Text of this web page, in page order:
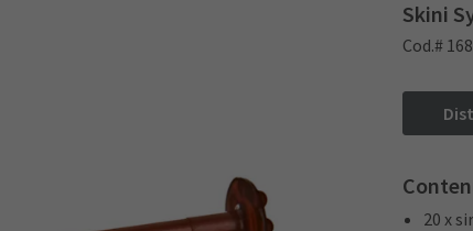
Skini
Cod.#
20 x